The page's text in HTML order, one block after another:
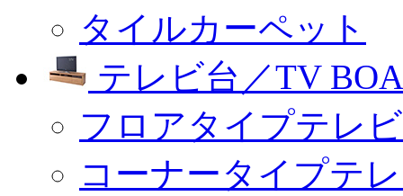
タイルカーペット
テレビ台／TV
フロアタイプテレ
コーナータイプテ